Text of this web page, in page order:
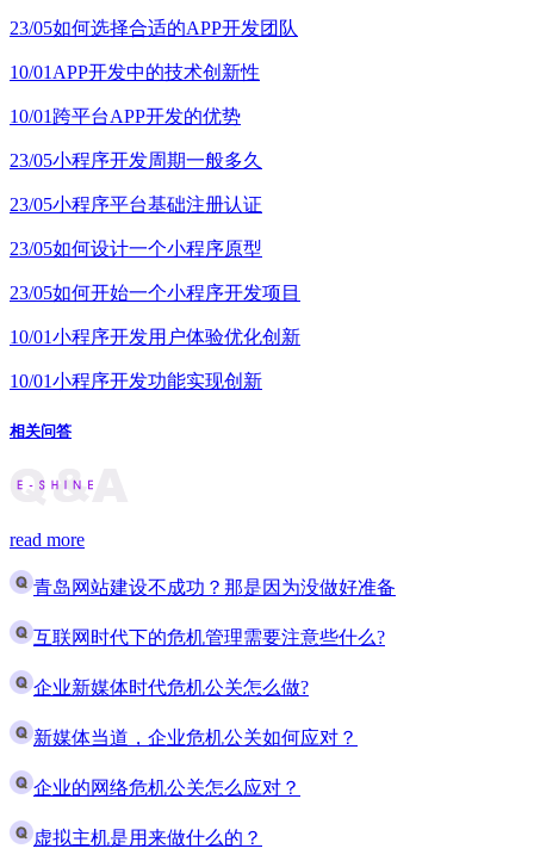
23/05如何选择合适的APP开发团队
10/01 APP开发中的技术创新性
10/01 跨平台APP开发的优势
23/05小程序开发周期一般多久
23/05小程序平台基础注册认证
23/05如何设计一个小程序原型
23/05如何开始一个小程序开发项目
10/01小程序开发用户体验优化创新
10/01小程序开发功能实现创新
相关问答
read more
青岛网站建设不成功？那是因为没做好准备
互联网时代下的危机管理需要注意些什么?
企业新媒体时代危机公关怎么做?
新媒体当道，企业危机公关如何应对？
企业的网络危机公关怎么应对？
虚拟主机是用来做什么的？